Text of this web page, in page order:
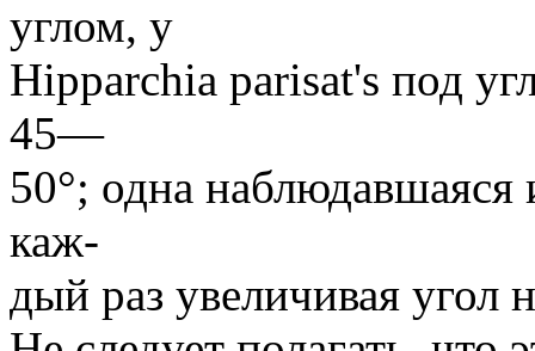
углом, у
Hipparchia parisat's под
45—
50°; одна
каж-
дый раз увеличивая угол